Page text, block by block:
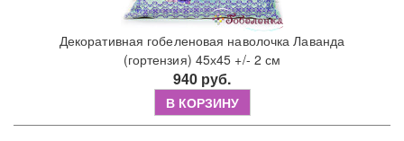
Декоративная гобеленовая наволочка Лаванда
(гортензия) 45х45 +/- 2 см
940 руб.
В КОРЗИНУ